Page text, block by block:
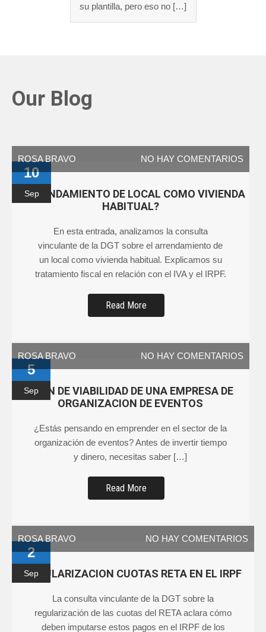
su plantilla, pero eso no […]
Our Blog
10
Sep
ROSA BRAVO NO HAY COMENTARIOS
¿ARRENDAMIENTO DE LOCAL COMO VIVIENDA
HABITUAL?
En esta entrada, analizamos la consulta
vinculante de la DGT sobre el arrendamiento de
un local como vivienda habitual. Explicamos su
tratamiento fiscal en relación con el IVA y el IRPF.
Read More
5
Sep
ROSA BRAVO NO HAY COMENTARIOS
PLAN DE VIABILIDAD DE UNA EMPRESA DE
ORGANIZACION DE EVENTOS
¿Estás pensando en emprender en el sector de la
organización de eventos? Antes de invertir tiempo
y dinero, necesitas saber […]
Read More
2
Sep
ROSA BRAVO NO HAY COMENTARIOS
REGULARIZACION CUOTAS RETA EN EL IRPF
La consulta vinculante de la DGT sobre la
regularización de las cuotas del RETA aclara cómo
deben imputarse estos pagos en el IRPF de los